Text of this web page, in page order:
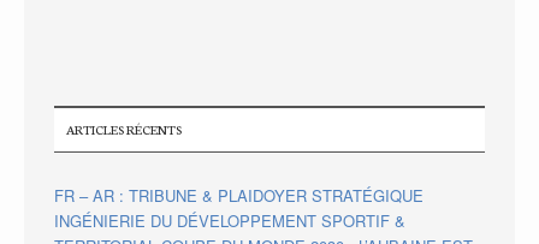
ARTICLES RÉCENTS
FR – AR : TRIBUNE & PLAIDOYER STRATÉGIQUE
INGÉNIERIE DU DÉVELOPPEMENT SPORTIF &